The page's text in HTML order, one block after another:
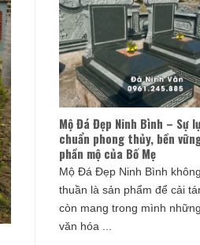
Mộ Đá Đẹp Ninh Bình – Sự
chuẩn phong thủy, bền
phần mộ của Bố Mẹ
Mộ Đá Đẹp Ninh Bình
thuần là sản phẩm để cải
còn mang trong mình
văn hóa ...